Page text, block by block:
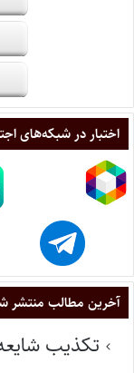
اختبار در شبکه‌های
آخرین مطالب منتشر
تکذیب